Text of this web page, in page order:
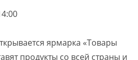
ярмарка «Товары
продукты со всей страны и